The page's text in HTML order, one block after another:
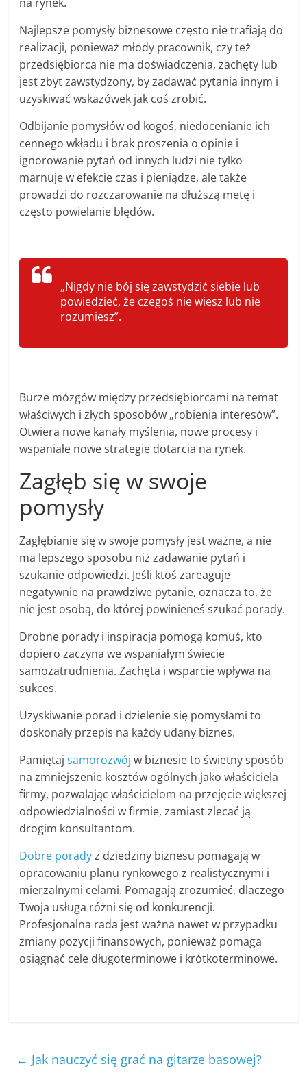
Najlepsze pomysły biznesowe często nie trafiają do
realizacji, ponieważ młody pracownik, czy też
przedsiębiorca nie ma doświadczenia, zachęty lub
jest zbyt zawstydzony, by zadawać pytania innym i
uzyskiwać wskazówek jak coś zrobić.
Odbijanie pomysłów od kogoś, niedocenianie ich
cennego wkładu i brak proszenia o opinie i
ignorowanie pytań od innych ludzi nie tylko
marnuje w efekcie czas i pieniądze, ale także
prowadzi do rozczarowanie na dłuższą metę i
często powielanie błędów.
„Nigdy nie bój się zawstydzić siebie lub
powiedzieć, że czegoś nie wiesz lub nie
rozumiesz”.
Burze mózgów między przedsiębiorcami na temat
właściwych i złych sposobów „robienia interesów”.
Otwiera nowe kanały myślenia, nowe procesy i
wspaniałe nowe strategie dotarcia na rynek.
Zagłęb się w swoje
pomysły
Zagłębianie się w swoje pomysły jest ważne, a nie
ma lepszego sposobu niż zadawanie pytań i
szukanie odpowiedzi. Jeśli ktoś zareaguje
negatywnie na prawdziwe pytanie, oznacza to, że
nie jest osobą, do której powinieneś szukać porady.
Drobne porady i inspiracja pomogą komuś, kto
dopiero zaczyna we wspaniałym świecie
samozatrudnienia. Zachęta i wsparcie wpływa na
sukces.
Uzyskiwanie porad i dzielenie się pomysłami to
doskonały przepis na każdy udany biznes.
Pamiętajsamorozwój w biznesie to świetny sposób
na zmniejszenie kosztów ogólnych jako właściciela
firmy, pozwalając właścicielom na przejęcie większej
odpowiedzialności w firmie, zamiast zlecać ją
drogim konsultantom.
Dobre poradyz dziedziny biznesu pomagają w
opracowaniu planu rynkowego z realistycznymi i
mierzalnymi celami. Pomagają zrozumieć, dlaczego
Twoja usługa różni się od konkurencji.
Profesjonalna rada jest ważna nawet w przypadku
zmiany pozycji finansowych, ponieważ pomaga
osiągnąć cele długoterminowe i krótkoterminowe.
← Jak nauczyć się grać na gitarze basowej?